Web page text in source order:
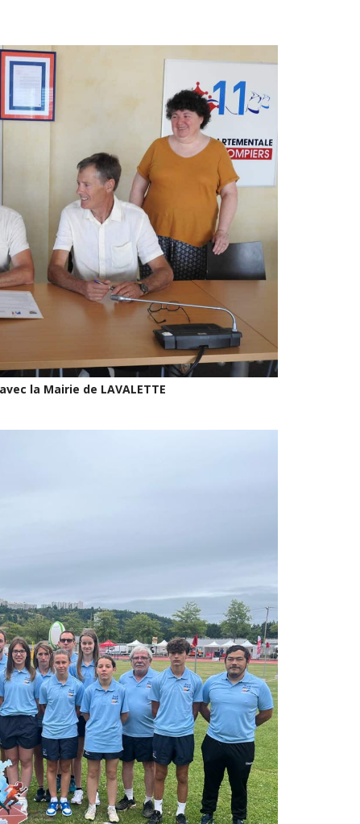
la Mairie de LAVALETTE